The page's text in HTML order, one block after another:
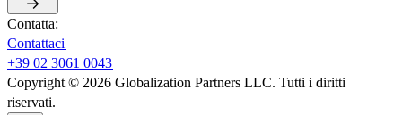
Contatta:​​
Contattaci​​
+39 02 3061 0043​​
Copyright © 2026 Globalization Partners LLC. Tutti i diritti
riservati.​​